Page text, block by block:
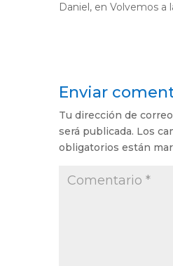
Daniel, en Volvemos a
Enviar
Tu dirección de
será publicada. Los
obligatorios están